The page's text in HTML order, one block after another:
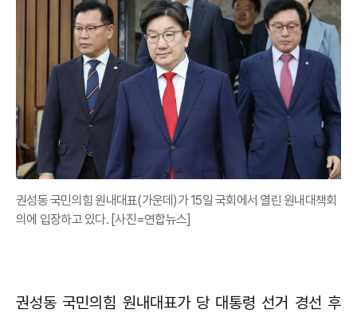
권성동 국민의힘 원내대표(가운데)가 15일 국회에서 열린 원내대책회
의에 입장하고 있다. [사진=연합뉴스]
권성동 국민의힘 원내대표가 당 대통령 선거 경선 후